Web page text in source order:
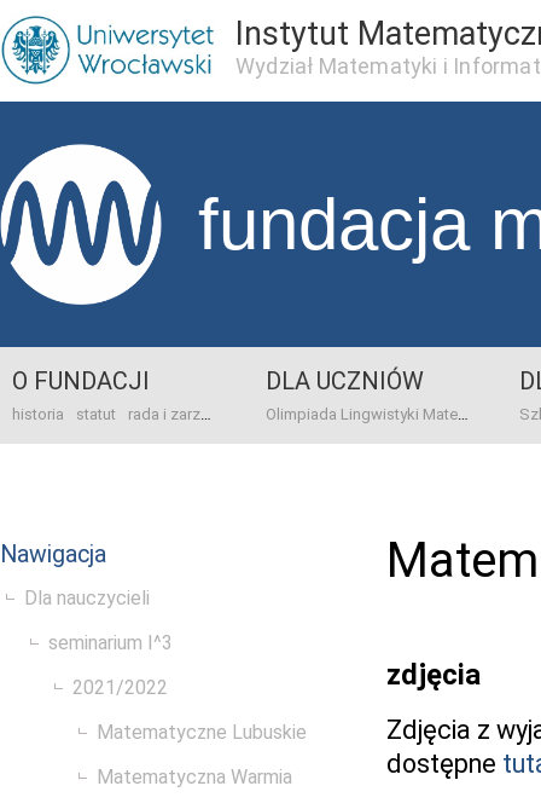
Instytut
Wydział Matematyki i
fundacja
O FUNDACJI
historia statut rada i zarząd dane bankowo-adresowe kontakt
DLA UCZNIÓW
Olimpiada Lingwistyki Matematycznej
Nawigacja
Dla nauczycieli
seminarium I^3
2021/2022
Matematyczne Lubuskie
Matematyczna Warmia
zdjęcia
Zdjęcia z
dostępne